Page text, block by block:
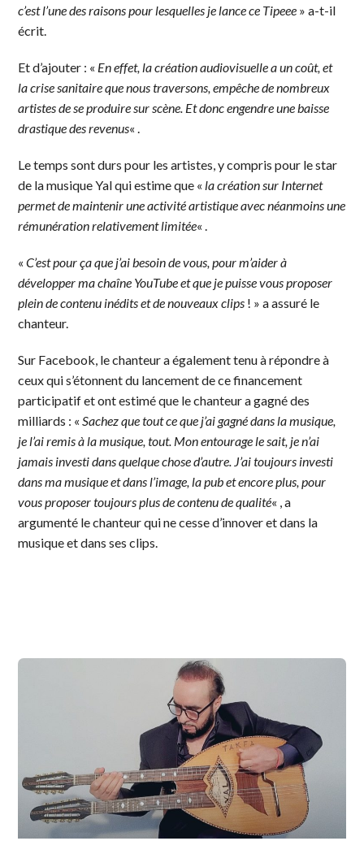
c’est l’une des raisons pour lesquelles je lance ce Tipeee » a-t-il
écrit.
Et d’ajouter : « En effet, la création audiovisuelle a un coût, et
la crise sanitaire que nous traversons, empêche de nombreux
artistes de se produire sur scène. Et donc engendre une baisse
drastique des revenus« .
Le temps sont durs pour les artistes, y compris pour le star
de la musique Yal qui estime que « la création sur Internet
permet de maintenir une activité artistique avec néanmoins une
rémunération relativement limitée« .
«C’est pour ça que j’ai besoin de vous, pour m’aider à
développer ma chaîne YouTube et que je puisse vous proposer
plein de contenu inédits et de nouveaux clips ! » a assuré le
chanteur.
Sur Facebook, le chanteur a également tenu à répondre à
ceux qui s’étonnent du lancement de ce financement
participatif et ont estimé que le chanteur a gagné des
milliards : «Sachez que tout ce que j’ai gagné dans la musique,
je l’ai remis à la musique, tout. Mon entourage le sait, je n’ai
jamais investi dans quelque chose d’autre. J’ai toujours investi
dans ma musique et dans l’image, la pub et encore plus, pour
vous proposer toujours plus de contenu de qualité« , a
argumenté le chanteur qui ne cesse d’innover et dans la
musique et dans ses clips.